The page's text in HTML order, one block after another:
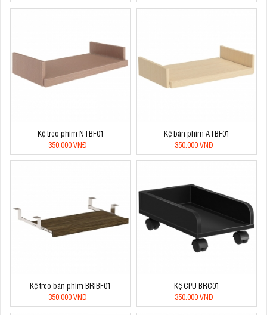
Kệ treo phím NTBF01
350.000 VNĐ
Kệ bàn phím ATBF01
350.000 VNĐ
Kệ treo bàn phím BRIBF01
350.000 VNĐ
Kệ CPU BRC01
350.000 VNĐ